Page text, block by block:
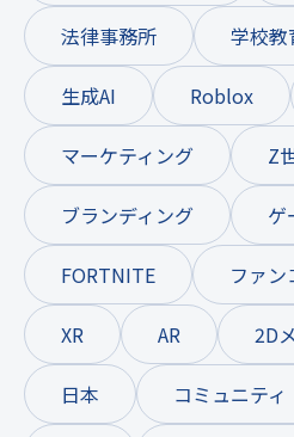
法律事務所 学校教
生成AI Roblox
マーケティング Z
ブランディング ゲ
FORTNITE ファン
XR AR 2D
日本 コミュニティ